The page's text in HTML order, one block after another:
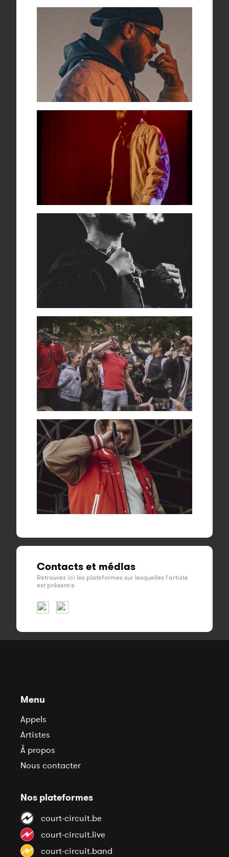
Contacts et médias
Retrouvez ici les plateformes sur lesquelles l'artiste
est présent·e
Menu
Appels
Artistes
À propos
Nous contacter
Nos plateformes
court-circuit.be
court-circuit.live
court-circuit.band